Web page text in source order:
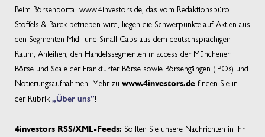
Beim Börsenportal www.4investors.de, das vom Redaktionsbüro
Stoffels & Barck betrieben wird, liegen die Schwerpunkte auf Aktien aus
den Segmenten Mid- und Small Caps aus dem deutschsprachigen
Raum, Anleihen, den Handelssegmenten m:access der Münchener
Börse und Scale der Frankfurter Börse sowie Börsengängen (IPOs) und
Notierungsaufnahmen. Mehr zu www.4investors.de finden Sie in
der Rubrik„Über uns”!
4investors RSS/XML-Feeds: Sollten Sie unsere Nachrichten in Ihr